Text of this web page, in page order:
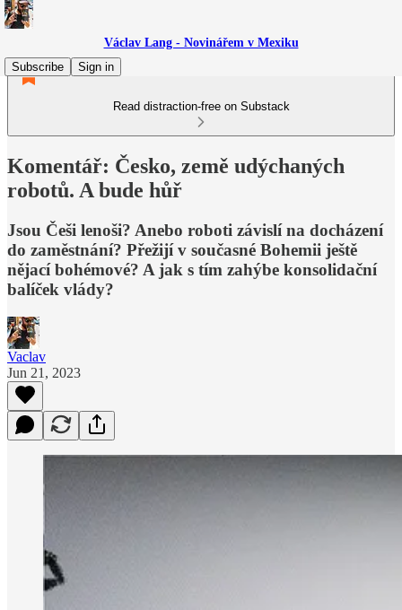
Václav Lang - Novinářem v Mexiku
Subscribe
Sign in
Read distraction-free on Substack
Komentář: Česko, země udýchaných
robotů. A bude hůř
Jsou Češi lenoši? Anebo roboti závislí na docházení
do zaměstnání? Přežijí v současné Bohemii ještě
nějací bohémové? A jak s tím zahýbe konsolidační
balíček vlády?
Vaclav
Jun 21, 2023